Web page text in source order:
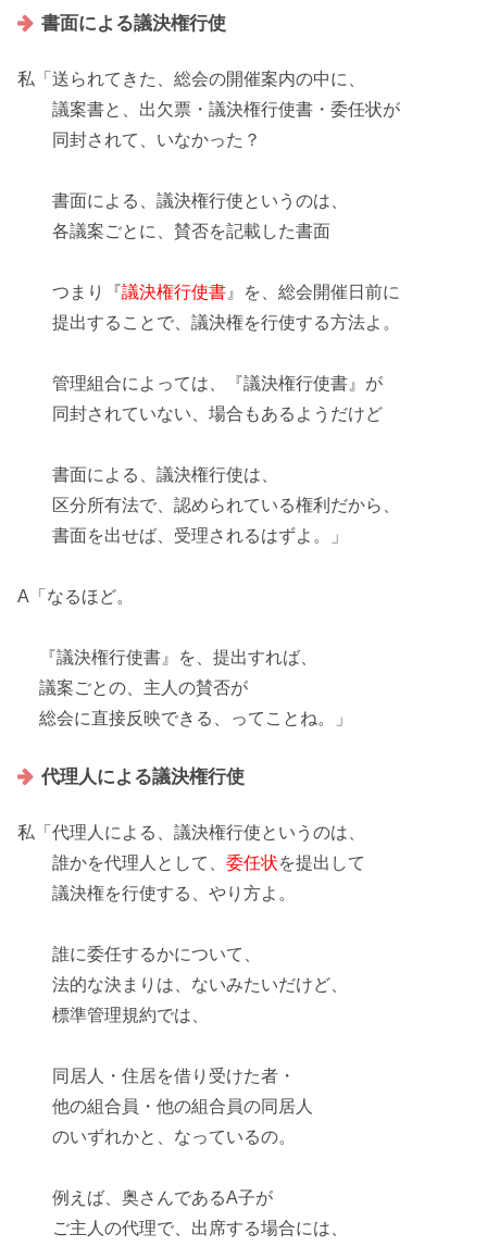
書面による議決権行使
私「送られてきた、総会の開催案内の中に、
議案書と、 出欠票・議決権行使書・委任状が
同封されて、いなかった？
書面による、議決権行使というのは、
各議案ごとに、賛否を記載した書面
つまり『議決権行使書 』を、総会開催日前に
提出することで、議決権を行使する方法よ。
管理組合によっては、『議決権行使書』が
同封されていない、場合もあるようだけど
書面による、議決権行使は、
区分所有法で、認められている権利 だから、
書面を出せば、受理されるはずよ。」
A「なるほど。
『議決権行使書』を、提出すれば、
議案ごとの、 主人の賛否が
総会に直接反映できる、ってことね。」
代理人による議決権行使
私「代理人による、議決権行使というのは、
誰かを代理人として、 委任状を提出して
議決権を行使する、やり方よ。
誰に委任するかについて、
法的な決まりは、ないみたいだけど、
標準管理規約では、
同居人・住居を借り受けた者・
他の組合員・他の組合員の同居人
のいずれかと、なっているの。
例えば、奥さんであるA子が
ご主人の代理で、出席する場合には、